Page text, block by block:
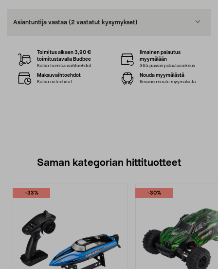
Asiantuntija vastaa (2 vastatut kysymykset)
Toimitus alkaen 3,90 €
toimitustavalla Budbee
Katso toimitusvaihtoehdot
Ilmainen palautus
myymälään
365 päivän palautusoikeus
Maksuvaihtoehdot
Katso ostoehdot
Nouda myymälästä
Ilmainen nouto myymälästä
Saman kategorian hittituotteet
-33% -30%